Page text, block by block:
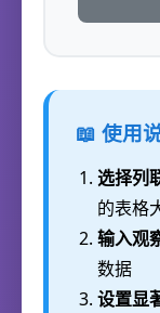
📖 使用
选择列
的表格
输入观
数据
设置显